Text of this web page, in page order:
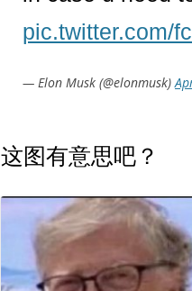
pic.twitter.com/
— Elon Musk (@elonmusk)
这图有意思吧？